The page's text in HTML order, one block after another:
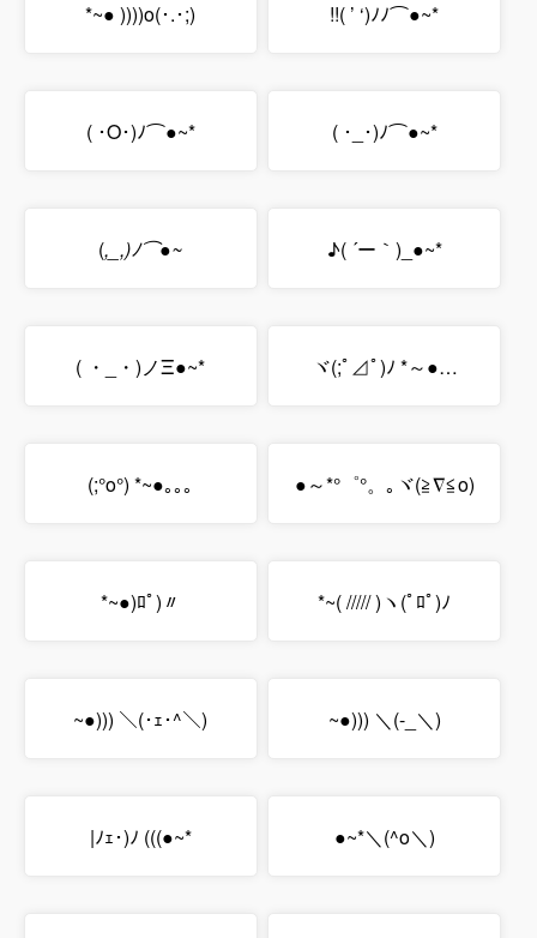
*~● ))))o(･.･;) !!( ’ ‘)ﾉﾉ⌒●~*
( ･O･)ﾉ⌒●~* ( ･_･)ﾉ⌒●~*
(,_,)ﾉ⌒●~ ♪( ´ー｀)_●~*
( ・_・)ノΞ●~* ヾ(;ﾟ⊿ﾟ)ﾉ *～●…
(;°o°) *~●｡｡｡ ●～*°゜°。｡ヾ(≧∇≦o)
*~●)ﾛﾟ)〃 *~( ///// )ヽ(ﾟﾛﾟ)ﾉ
~●))) ＼(･ｪ･^＼) ~●))) ＼(-_＼)
|ﾉｪ･)ﾉ (((●~* ●~*＼(^o＼)